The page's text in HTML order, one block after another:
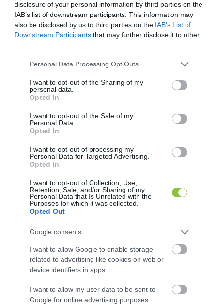
disclosure of your personal information by third parties on the
IAB’s list of downstream participants. This information may
also be disclosed by us to third parties on the IAB’s List of
Downstream Participants that may further disclose it to other
Please note that this website/app uses one or more Google
not limited to your visit or usage behaviour. You may click to
grant or deny consent to Google and its third-party tags to
use your data for below specified purposes in below Google
consent section.
Personal Data Processing Opt Outs
I want to opt-out of the Sharing of my
personal data.
Opted In
I want to opt-out of the Sale of my
Personal Data.
Opted In
I want to opt-out of processing my
Personal Data for Targeted Advertising.
Opted In
I want to opt-out of Collection, Use,
Retention, Sale, and/or Sharing of my
Personal Data that Is Unrelated with the
Purposes for which it was collected.
Opted Out
Google consents
I want to allow Google to enable storage
related to advertising like cookies on web or
device identifiers in apps.
I want to allow my user data to be sent to
Google for online advertising purposes.
kilencvenes évek kultfilmjei (Roncsfilm, Sose halunk
meg) sem maradtak ki” – írja a Filmalap.
Az utolsó magyar király, IV. Károly 1916-os
koronázásáról szóló film kritikai kiadása is
felkerült, ami a Filmarchívum és Nemzeti
Múzeum együttműködésében készült. A több
mint egyórás film a szereplők részletes
sorrendbe helyezve mutatja be az eseményeket.
Valószínűleg a felvétel alkotói között volt a
Casablancával világhírűvé vált Kertész
Mihály/Michael Curtiz, aki egy pillanatra meg is
jelenik a filmen.
Keleti Márton Mágnás Miska, Csodacsatár vagy